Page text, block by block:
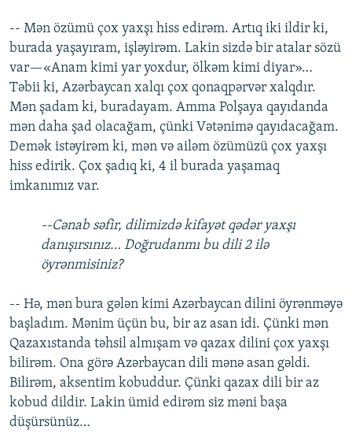
-- Mən özümü çox yaxşı hiss edirəm. Artıq iki ildir ki,
burada yaşayıram, işləyirəm. Lakin sizdə bir atalar sözü
var—«Anam kimi yar yoxdur, ölkəm kimi diyar»…
Təbii ki, Azərbaycan xalqı çox qonaqpərvər xalqdır.
Mən şadam ki, buradayam. Amma Polşaya qayıdanda
mən daha şad olacağam, çünki Vətənimə qayıdacağam.
Demək istəyirəm ki, mən və ailəm özümüzü çox yaxşı
hiss edirik. Çox şadıq ki, 4 il burada yaşamaq
imkanımız var.
--Cənab səfir, dilimizdə kifayət qədər yaxşı
danışırsınız… Doğrudanmı bu dili 2 ilə
öyrənmisiniz?
-- Hə, mən bura gələn kimi Azərbaycan dilini öyrənməyə
başladım. Mənim üçün bu, bir az asan idi. Çünki mən
Qazaxıstanda təhsil almışam və qazax dilini çox yaxşı
bilirəm. Ona görə Azərbaycan dili mənə asan gəldi.
Bilirəm, aksentim kobuddur. Çünki qazax dili bir az
kobud dildir. Lakin ümid edirəm siz məni başa
düşürsünüz…